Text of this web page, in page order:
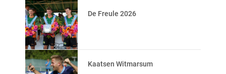
De Freule 2026
Kaatsen Witmarsum